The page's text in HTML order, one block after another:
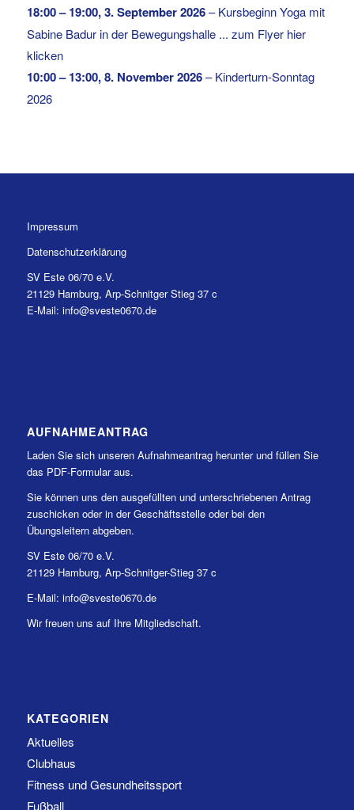
18:00– 19:00,3. September 2026–Kursbeginn Yoga mit
Sabine Badur in der Bewegungshalle ... zum Flyer hier
klicken
10:00– 13:00,8. November 2026–Kinderturn-Sonntag
2026
Impressum
Datenschutzerklärung
SV Este 06/70 e.V.
21129 Hamburg, Arp-Schnitger Stieg 37 c
E-Mail: info@sveste0670.de
AUFNAHMEANTRAG
Laden Sie sich unseren Aufnahmeantrag herunter und füllen Sie
das PDF-Formular aus.
Sie können uns den ausgefüllten und unterschriebenen Antrag
zuschicken oder in der Geschäftsstelle oder bei den
Übungsleitern abgeben.
SV Este 06/70 e.V.
21129 Hamburg, Arp-Schnitger-Stieg 37 c
E-Mail: info@sveste0670.de
Wir freuen uns auf Ihre Mitgliedschaft.
KATEGORIEN
Aktuelles
Clubhaus
Fitness und Gesundheitssport
Fußball